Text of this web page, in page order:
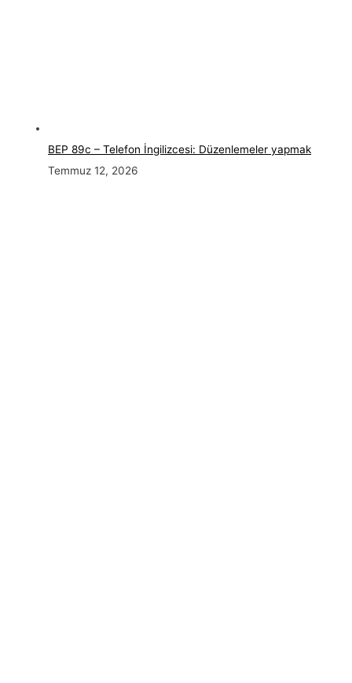
BEP 89c – Telefon İngilizcesi: Düzenlemeler yapmak
Temmuz 12, 2026